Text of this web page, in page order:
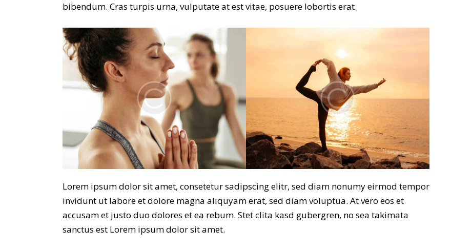
bibendum. Cras turpis urna, vulputate at est vitae, posuere lobortis erat.
Lorem ipsum dolor sit amet, consetetur sadipscing elitr, sed diam nonumy eirmod tempor
invidunt ut labore et dolore magna aliquyam erat, sed diam voluptua. At vero eos et
accusam et justo duo dolores et ea rebum. Stet clita kasd gubergren, no sea takimata
sanctus est Lorem ipsum dolor sit amet.